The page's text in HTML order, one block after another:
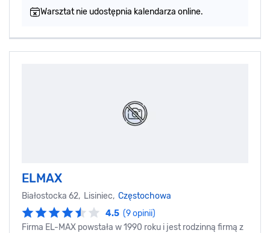
Warsztat nie udostępnia kalendarza online.
ELMAX
Białostocka 62, Lisiniec, Częstochowa
4.5 (9 opinii)
Firma EL-MAX powstała w 1990 roku i jest rodzinną firmą z